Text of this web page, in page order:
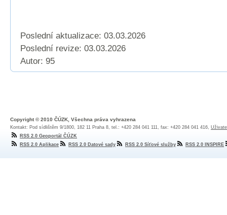
Poslední aktualizace: 03.03.2026
Poslední revize: 03.03.2026
Autor: 95
Copyright © 2010 ČÚZK, Všechna práva vyhrazena
Kontakt: Pod sídlištěm 9/1800, 182 11 Praha 8, tel.: +420 284 041 111, fax: +420 284 041 416,
RSS 2.0 Geoportál ČÚZK
RSS 2.0 Aplikace
RSS 2.0 Datové sady RSS 2.0 Síťové služby RSS 2.0 INSPIRE